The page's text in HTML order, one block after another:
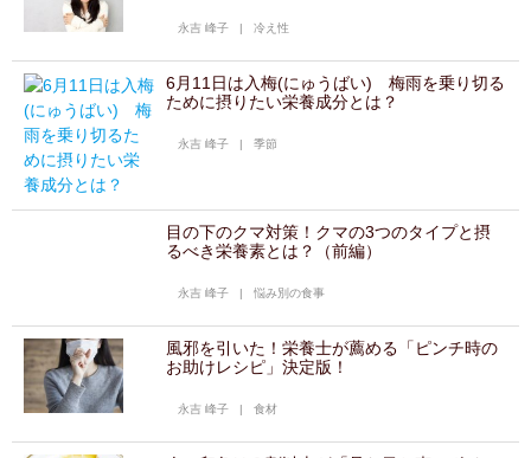
永吉 峰子 |冷え性
6月11日は入梅(にゅうばい) 梅雨を乗り切る
ために摂りたい栄養成分とは？
永吉 峰子 |季節
目の下のクマ対策！クマの3つのタイプと摂
るべき栄養素とは？（前編）
永吉 峰子 |悩み別の食事
風邪を引いた！栄養士が薦める「ピンチ時の
お助けレシピ」決定版！
永吉 峰子 |食材